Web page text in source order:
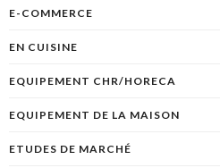
E-COMMERCE
EN CUISINE
EQUIPEMENT CHR/HORECA
EQUIPEMENT DE LA MAISON
ETUDES DE MARCHÉ